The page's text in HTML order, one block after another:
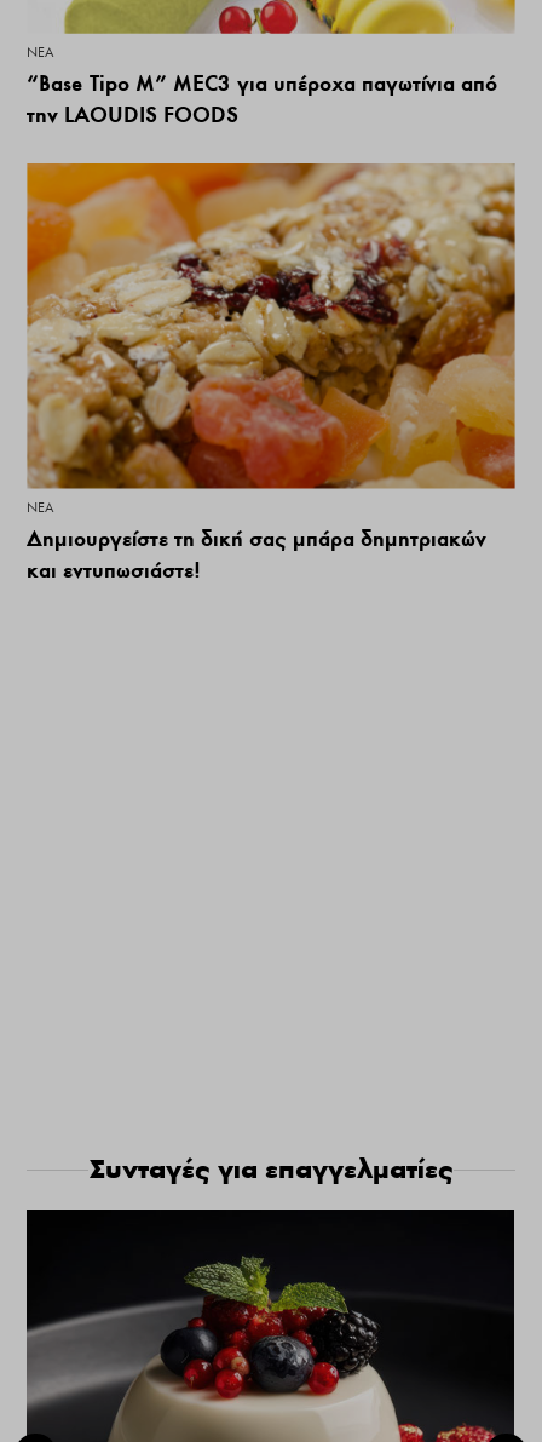
ΝΕΑ
“Base Tipo M” MEC3 για υπέροχα παγωτίνια από
την LAOUDIS FOODS
ΝΕΑ
Δημιουργείστε τη δική σας μπάρα δημητριακών
και εντυπωσιάστε!
Συνταγές για επαγγελματίες